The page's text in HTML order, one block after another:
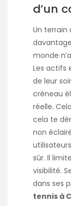
d’un
Un terrain
monde
Les actifs
de leur
créneau
réelle.
cela te
non
sûr. Il
visibilité.
dans ses
tennis à